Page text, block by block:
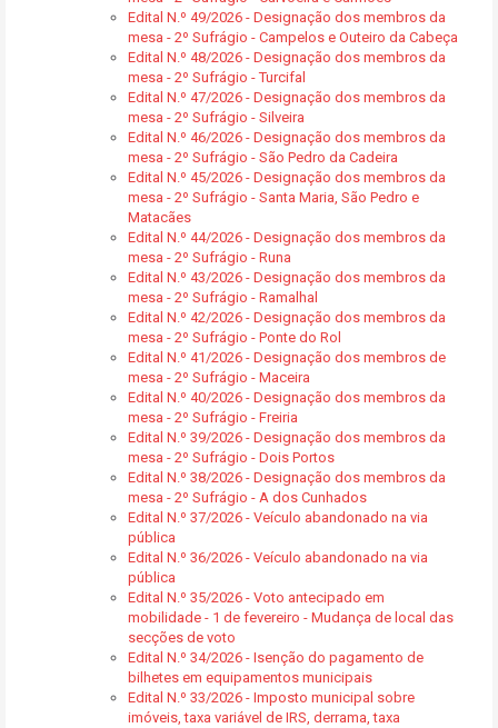
Edital N.º 49/2026 - Designação dos membros da
mesa - 2º Sufrágio - Campelos e Outeiro da Cabeça
Edital N.º 48/2026 - Designação dos membros da
mesa - 2º Sufrágio - Turcifal
Edital N.º 47/2026 - Designação dos membros da
mesa - 2º Sufrágio - Silveira
Edital N.º 46/2026 - Designação dos membros da
mesa - 2º Sufrágio - São Pedro da Cadeira
Edital N.º 45/2026 - Designação dos membros da
mesa - 2º Sufrágio - Santa Maria, São Pedro e
Matacães
Edital N.º 44/2026 - Designação dos membros da
mesa - 2º Sufrágio - Runa
Edital N.º 43/2026 - Designação dos membros da
mesa - 2º Sufrágio - Ramalhal
Edital N.º 42/2026 - Designação dos membros da
mesa - 2º Sufrágio - Ponte do Rol
Edital N.º 41/2026 - Designação dos membros de
mesa - 2º Sufrágio - Maceira
Edital N.º 40/2026 - Designação dos membros da
mesa - 2º Sufrágio - Freiria
Edital N.º 39/2026 - Designação dos membros da
mesa - 2º Sufrágio - Dois Portos
Edital N.º 38/2026 - Designação dos membros da
mesa - 2º Sufrágio - A dos Cunhados
Edital N.º 37/2026 - Veículo abandonado na via
pública
Edital N.º 36/2026 - Veículo abandonado na via
pública
Edital N.º 35/2026 - Voto antecipado em
mobilidade - 1 de fevereiro - Mudança de local das
secções de voto
Edital N.º 34/2026 - Isenção do pagamento de
bilhetes em equipamentos municipais
Edital N.º 33/2026 - Imposto municipal sobre
imóveis, taxa variável de IRS, derrama, taxa